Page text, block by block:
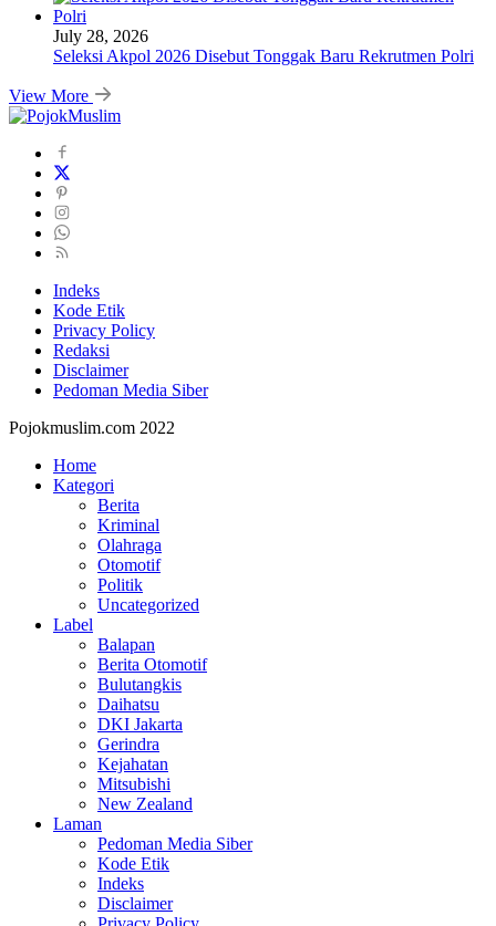
July 28, 2026
Seleksi Akpol 2026 Disebut Tonggak Baru Rekrutmen Polri
View More
Indeks
Kode Etik
Privacy Policy
Redaksi
Disclaimer
Pedoman Media Siber
Pojokmuslim.com 2022
Home
Kategori
Berita
Kriminal
Olahraga
Otomotif
Politik
Uncategorized
Label
Balapan
Berita Otomotif
Bulutangkis
Daihatsu
DKI Jakarta
Gerindra
Kejahatan
Mitsubishi
New Zealand
Laman
Pedoman Media Siber
Kode Etik
Indeks
Disclaimer